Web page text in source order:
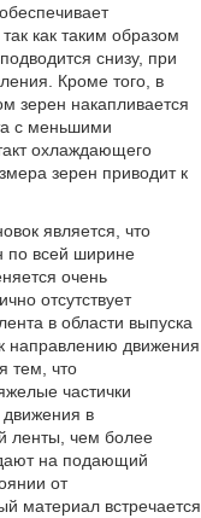
как таким образом
снизу, при
Кроме того, в
зерен накапливается
с меньшими
охлаждающего
зерен приводит к
является, что
по всей ширине
очень
отсутствует
в области выпуска
направлению движения
тем, что
частички
в
ленты, чем более
на подающий
от
материал встречается